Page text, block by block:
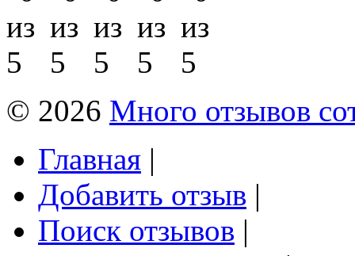
© 2026 Много отзывов
Главная |
Добавить отзыв |
Поиск отзывов |